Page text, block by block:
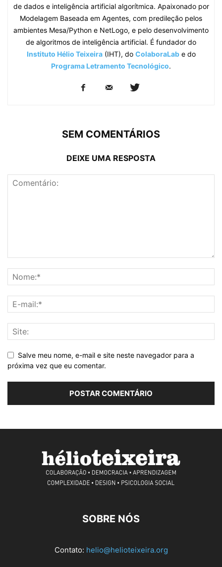
de dados e inteligência artificial algorítmica. Apaixonado por
Modelagem Baseada em Agentes, com predileção pelos
ambientes Mesa/Python e NetLogo, e pelo desenvolvimento
de algoritmos de inteligência artificial. É fundador do
Instituto Hélio Teixeira(IHT), do ColaboraLabe do
Programa Letramento Tecnológico.
SEM COMENTÁRIOS
DEIXE UMA RESPOSTA
Salve meu nome, e-mail e site neste navegador para a
próxima vez que eu comentar.
SOBRE NÓS
Contato: helio@helioteixeira.org